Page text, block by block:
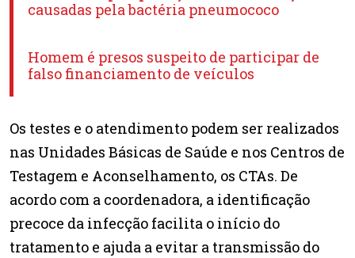
causadas pela bactéria pneumococo
Homem é presos suspeito de participar de
falso financiamento de veículos
Os testes e o atendimento podem ser realizados
nas Unidades Básicas de Saúde e nos Centros de
Testagem e Aconselhamento, os CTAs. De
acordo com a coordenadora, a identificação
precoce da infecção facilita o início do
tratamento e ajuda a evitar a transmissão do